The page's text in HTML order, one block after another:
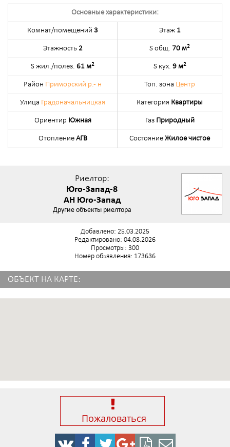
Основные характеристики:
Комнат/помещений 3 Этаж 1
Этажность 2 S общ. 70 м2
S жил./полез. 61 м2 S кух. 9 м2
Район Приморский р.- н Топ. зона Центр
Улица Градоначальницкая Категория Квартиры
Ориентир Южная Газ Природный
Отопление АГВ Состояние Жилое чистое
Риелтор:
Юго-Запад-8
АН Юго-Запад
Другие объекты риелтора
Добавлено: 25.03.2025
Редактировано: 04.08.2026
Просмотры: 300
Номер обьявления: 173636
ОБЪЕКТ НА КАРТЕ:
Пожаловаться